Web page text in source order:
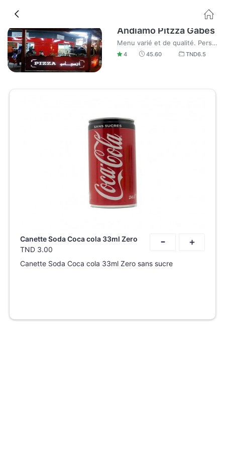
Andiamo Pitzza Gabes
Menu varié et de qualité. Personnel aimable et sympa, je recommande.
4 45.60 TND6.5
- +
Canette Soda Coca cola 33ml Zero
TND 3.00
Canette Soda Coca cola 33ml Zero sans sucre